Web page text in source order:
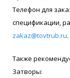
Телефон для
спецификации,
zakaz@tovtrub.ru.
Также
Затворы: